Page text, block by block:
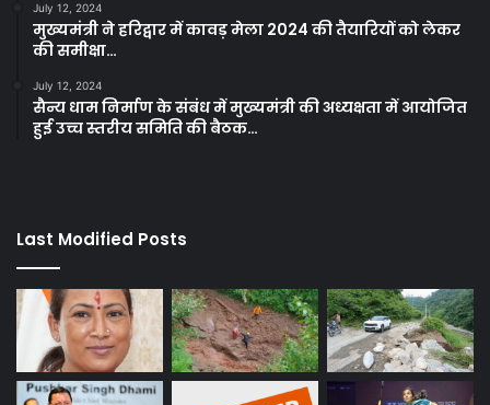
July 12, 2024
मुख्यमंत्री ने हरिद्वार में कावड़ मेला 2024 की तैयारियों को लेकर
की समीक्षा…
July 12, 2024
सैन्य धाम निर्माण के संबंध में मुख्यमंत्री की अध्यक्षता में आयोजित
हुई उच्च स्तरीय समिति की बैठक…
Last Modified Posts